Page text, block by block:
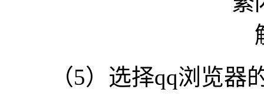
（5）选择qq浏览器的